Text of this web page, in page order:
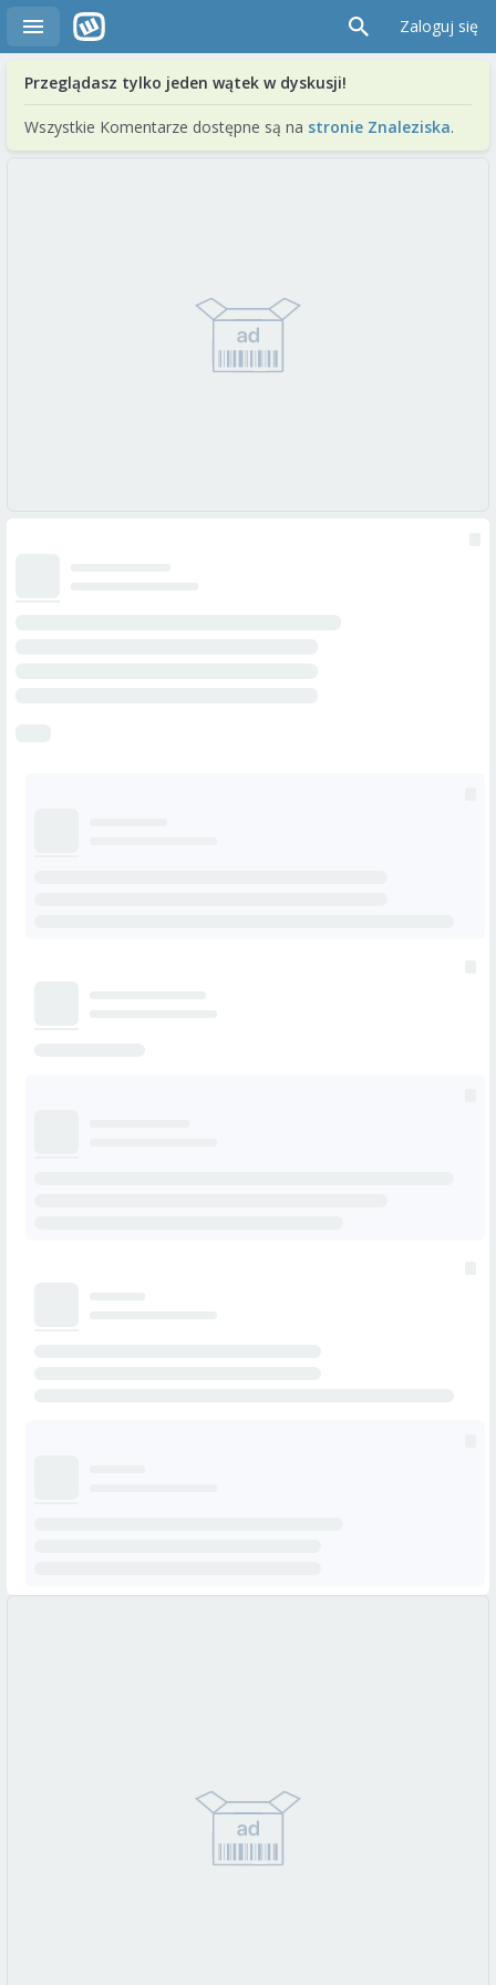
Zaloguj się
Przeglądasz tylko jeden wątek w dyskusji!
Wszystkie Komentarze dostępne są na stronie Znaleziska.